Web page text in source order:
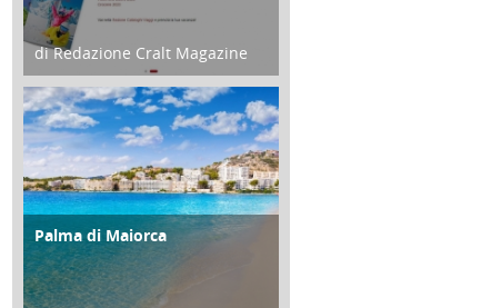
di Redazione Cralt Magazine
07 Marzo 2023
ATTIVITÀ
Palma di Maiorca